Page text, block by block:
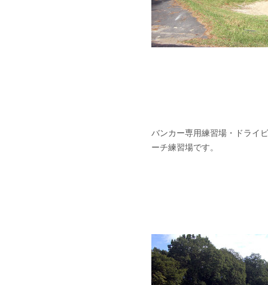
バンカー専用練習場・ドライ
ーチ練習場です。